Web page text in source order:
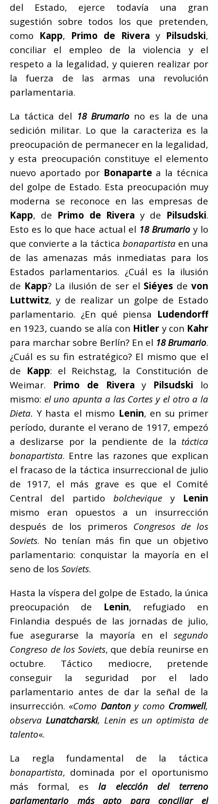
del Estado, ejerce todavía una gran
sugestión sobre todos los que pretenden,
como Kapp, Primo de Rivera y Pilsudski,
conciliar el empleo de la violencia y el
respeto a la legalidad, y quieren realizar por
la fuerza de las armas una revolución
parlamentaria.
La táctica del 18 Brumariono es la de una
sedición militar. Lo que la caracteriza es la
preocupación de permanecer en la legalidad,
y esta preocupación constituye el elemento
nuevo aportado por Bonaparte a la técnica
del golpe de Estado. Esta preocupación muy
moderna se reconoce en las empresas de
Kapp, de Primo de Rivera y de Pilsudski.
Esto es lo que hace actual el 18 Brumarioy lo
que convierte a la táctica bonapartista en una
de las amenazas más inmediatas para los
Estados parlamentarios. ¿Cuál es la ilusión
de Kapp? La ilusión de ser el Siéyes devon
Luttwitz, y de realizar un golpe de Estado
parlamentario. ¿En qué piensa Ludendorff
en 1923, cuando se alía con Hitler y con Kahr
para marchar sobre Berlín? En el 18 Brumario.
¿Cuál es su fin estratégico? El mismo que el
de Kapp: el Reichstag, la Constitución de
Weimar. Primo de Rivera y Pilsudski lo
mismo: el uno apunta a las Cortes y el otro a la
Dieta. Y hasta el mismo Lenin, en su primer
período, durante el verano de 1917, empezó
a deslizarse por la pendiente de la táctica
bonapartista. Entre las razones que explican
el fracaso de la táctica insurreccional de julio
de 1917, el más grave es que el Comité
Central del partido bolchevique y Lenin
mismo eran opuestos a un insurrección
después de los primeros Congresos de los
Soviets. No tenían más fin que un objetivo
parlamentario: conquistar la mayoría en el
seno de los Soviets.
Hasta la víspera del golpe de Estado, la única
preocupación de Lenin, refugiado en
Finlandia después de las jornadas de julio,
fue asegurarse la mayoría en el segundo
Congreso de los Soviets, que debía reunirse en
octubre. Táctico mediocre, pretende
conseguir la seguridad por el lado
parlamentario antes de dar la señal de la
insurrección. «Como Dantony como Cromwell,
observa Lunatcharski, Lenin es un optimista de
talento«.
La regla fundamental de la táctica
bonapartista, dominada por el oportunismo
más formal, es la elección del terreno
parlamentario más apto para conciliar el